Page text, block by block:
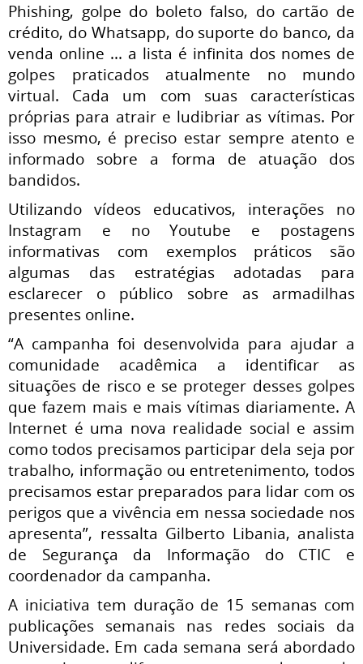
Phishing, golpe do boleto falso, do cartão de
crédito, do Whatsapp, do suporte do banco, da
venda online ... a lista é infinita dos nomes de
golpes praticados atualmente no mundo
virtual. Cada um com suas características
próprias para atrair e ludibriar as vítimas. Por
isso mesmo, é preciso estar sempre atento e
informado sobre a forma de atuação dos
bandidos.
Utilizando vídeos educativos, interações no
Instagram e no Youtube e postagens
informativas com exemplos práticos são
algumas das estratégias adotadas para
esclarecer o público sobre as armadilhas
presentes online.
“A campanha foi desenvolvida para ajudar a
comunidade acadêmica a identificar as
situações de risco e se proteger desses golpes
que fazem mais e mais vítimas diariamente. A
Internet é uma nova realidade social e assim
como todos precisamos participar dela seja por
trabalho, informação ou entretenimento, todos
precisamos estar preparados para lidar com os
perigos que a vivência em nessa sociedade nos
apresenta”, ressalta Gilberto Libania, analista
de Segurança da Informação do CTIC e
coordenador da campanha.
A iniciativa tem duração de 15 semanas com
publicações semanais nas redes sociais da
Universidade. Em cada semana será abordado